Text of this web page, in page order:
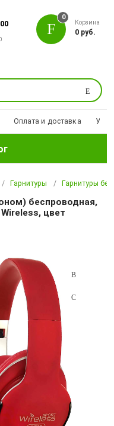
Поиск
0
Корзина
0 руб.
Оплата и доставка
Гарнитуры Гарнитуры
беспроводная,
цвет